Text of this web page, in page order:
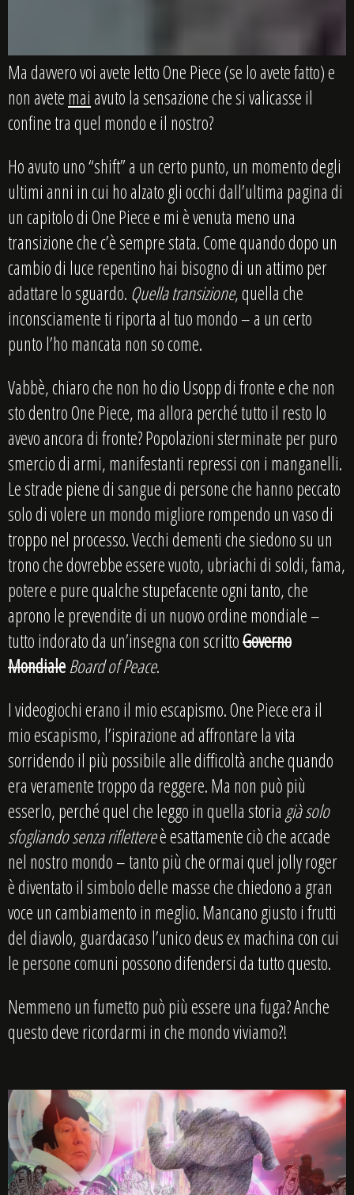
Ma davvero voi avete letto One Piece (se lo avete fatto) e
non avetemaiavuto la sensazione che si valicasse il
confine tra quel mondo e il nostro?
Ho avuto uno “shift” a un certo punto, un momento degli
ultimi anni in cui ho alzato gli occhi dall’ultima pagina di
un capitolo di One Piece e mi è venuta meno una
transizione che c’è sempre stata. Come quando dopo un
cambio di luce repentino hai bisogno di un attimo per
adattare lo sguardo. Quella transizione, quella che
inconsciamente ti riporta al tuo mondo – a un certo
punto l’ho mancata non so come.
Vabbè, chiaro che non ho dio Usopp di fronte e che non
sto dentro One Piece, ma allora perché tutto il resto lo
avevo ancora di fronte? Popolazioni sterminate per puro
smercio di armi, manifestanti repressi con i manganelli.
Le strade piene di sangue di persone che hanno peccato
solo di volere un mondo migliore rompendo un vaso di
troppo nel processo. Vecchi dementi che siedono su un
trono che dovrebbe essere vuoto, ubriachi di soldi, fama,
potere e pure qualche stupefacente ogni tanto, che
aprono le prevendite di un nuovo ordine mondiale –
tutto indorato da un’insegna con scrittoGoverno
MondialeBoard of Peace.
I videogiochi erano il mio escapismo. One Piece era il
mio escapismo, l’ispirazione ad affrontare la vita
sorridendo il più possibile alle difficoltà anche quando
era veramente troppo da reggere. Ma non può più
esserlo, perché quel che leggo in quella storia già solo
sfogliando senza riflettereè esattamente ciò che accade
nel nostro mondo – tanto più che ormai quel jolly roger
è diventato il simbolo delle masse che chiedono a gran
voce un cambiamento in meglio. Mancano giusto i frutti
del diavolo, guardacaso l’unico deus ex machina con cui
le persone comuni possono difendersi da tutto questo.
Nemmeno un fumetto può più essere una fuga? Anche
questo deve ricordarmi in che mondo viviamo?!